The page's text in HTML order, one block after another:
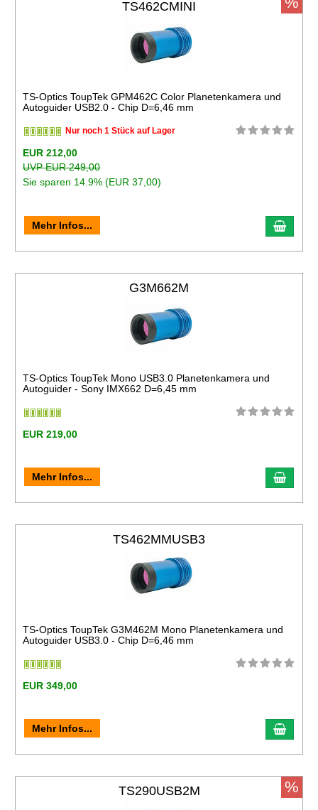
TS462CMINI
TS-Optics ToupTek GPM462C Color Planetenkamera und
Autoguider USB2.0 - Chip D=6,46 mm
Nur noch 1 Stück auf Lager
EUR 212,00
UVP EUR 249,00
Sie sparen 14.9% (EUR 37,00)
Mehr Infos...
G3M662M
TS-Optics ToupTek Mono USB3.0 Planetenkamera und
Autoguider - Sony IMX662 D=6,45 mm
EUR 219,00
Mehr Infos...
TS462MMUSB3
TS-Optics ToupTek G3M462M Mono Planetenkamera und
Autoguider USB3.0 - Chip D=6,46 mm
EUR 349,00
Mehr Infos...
TS290USB2M %